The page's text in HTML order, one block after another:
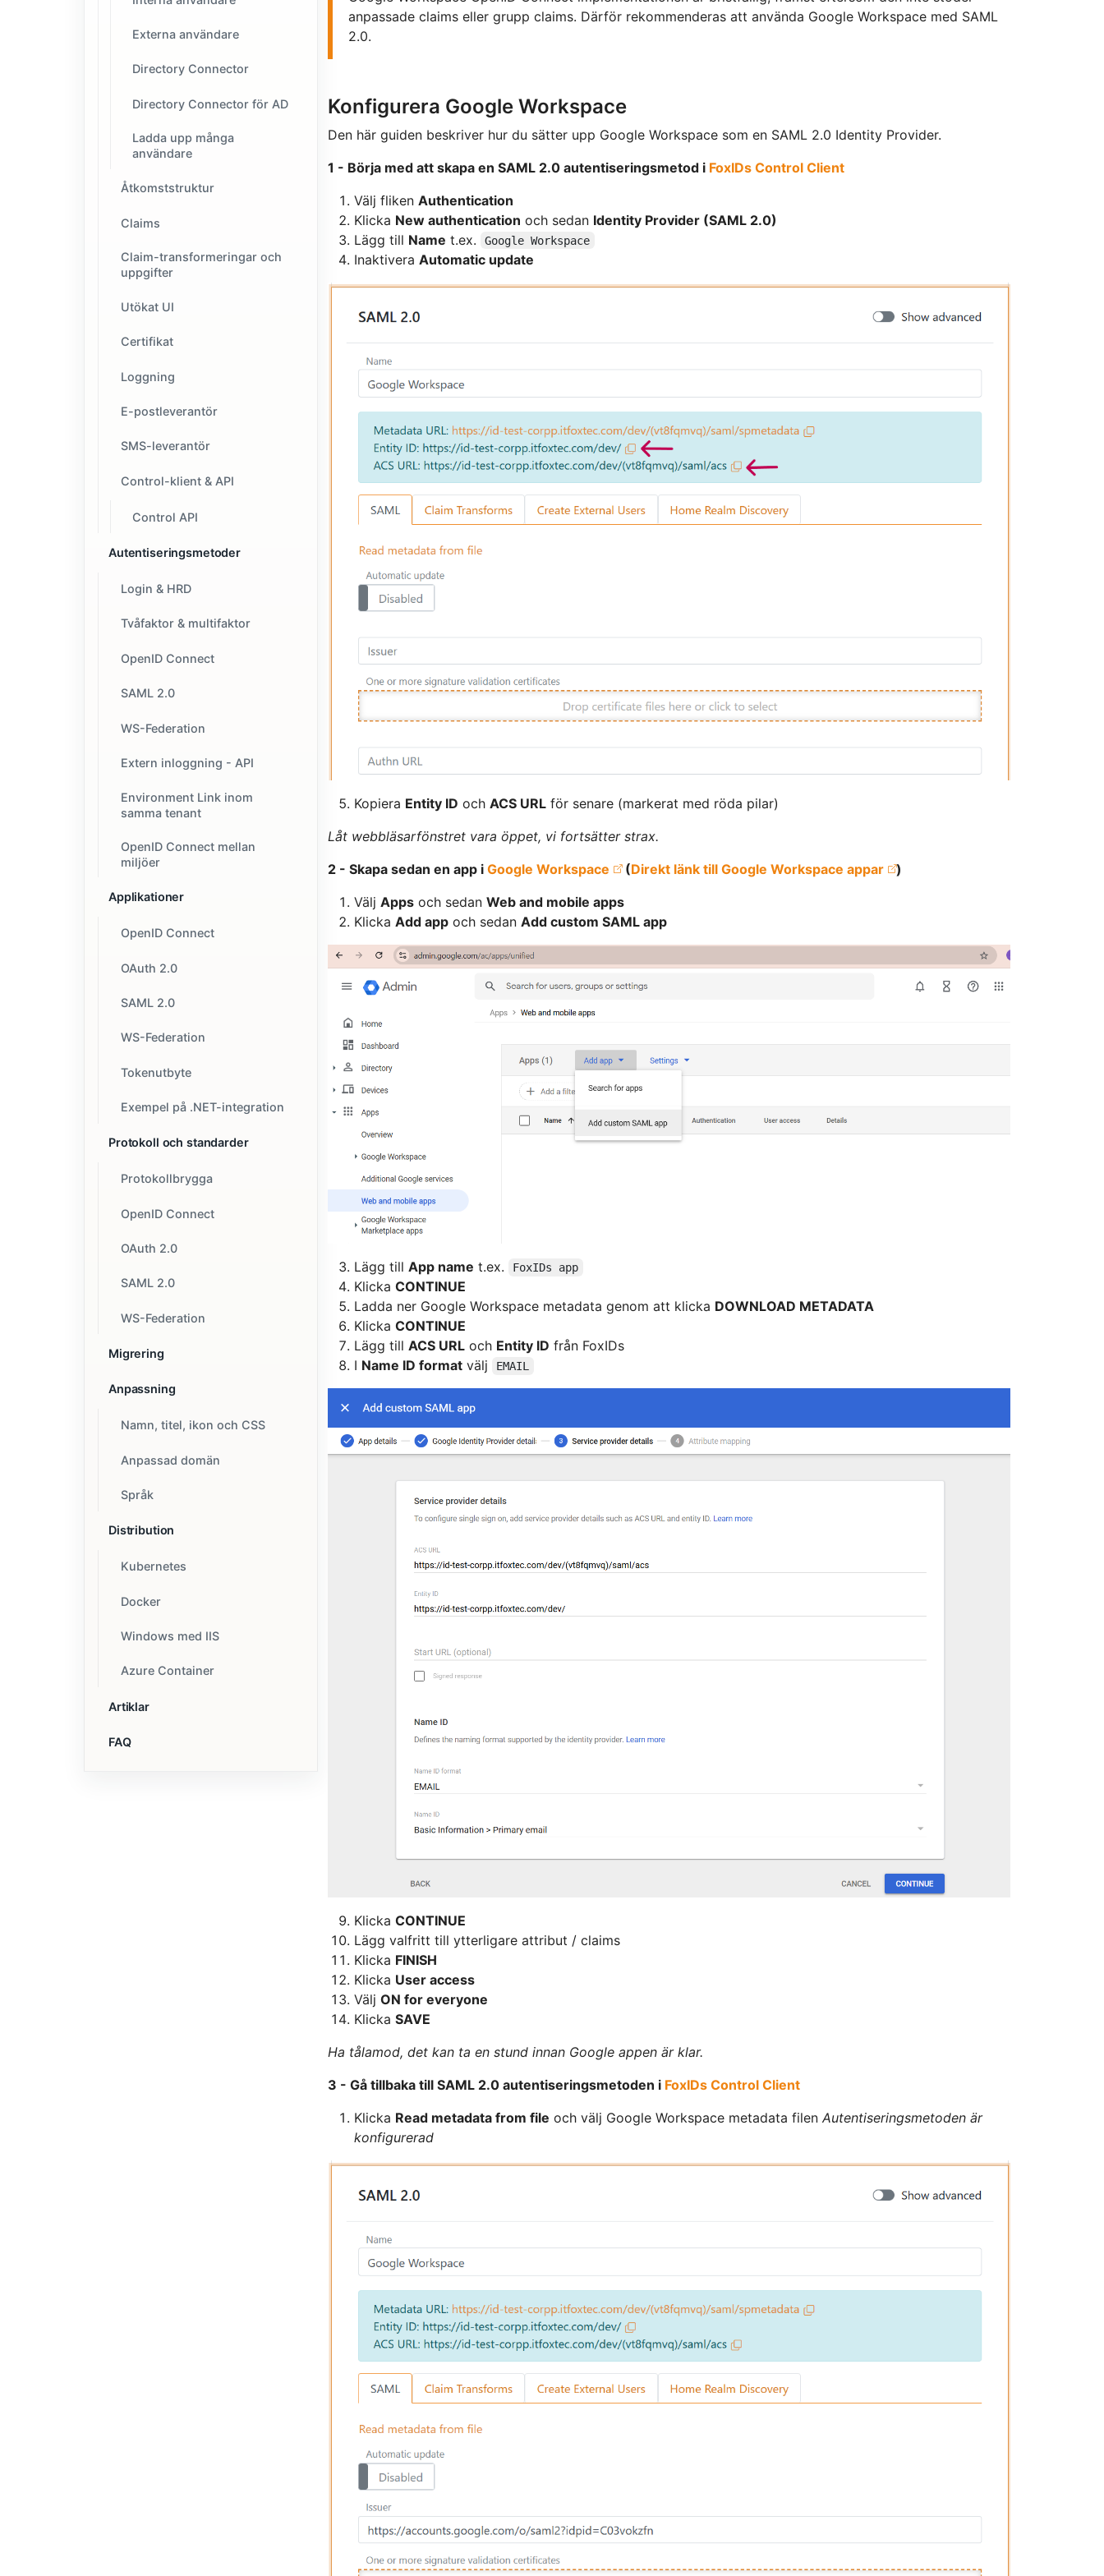
Externa användare
Directory Connector
Directory Connector för AD
Ladda upp många
användare
Åtkomststruktur
Claims
Claim-transformeringar och
uppgifter
Utökat UI
Certifikat
Loggning
E-postleverantör
SMS-leverantör
Control-klient & API
Control API
Autentiseringsmetoder
Login & HRD
Tvåfaktor & multifaktor
OpenID Connect
SAML 2.0
WS-Federation
Extern inloggning - API
Environment Link inom
samma tenant
OpenID Connect mellan
miljöer
Applikationer
OpenID Connect
OAuth 2.0
SAML 2.0
WS-Federation
Tokenutbyte
Exempel på .NET-integration
Protokoll och standarder
Protokollbrygga
OpenID Connect
OAuth 2.0
SAML 2.0
WS-Federation
Migrering
Anpassning
Namn, titel, ikon och CSS
Anpassad domän
Språk
Distribution
Kubernetes
Docker
Windows med IIS
Azure Container
Artiklar
FAQ
anpassade claims eller grupp claims. Därför rekommenderas att använda Google Workspace med SAML
2.0.
Konfigurera Google Workspace
Den här guiden beskriver hur du sätter upp Google Workspace som en SAML 2.0 Identity Provider.
1 - Börja med att skapa en SAML 2.0 autentiseringsmetod i FoxIDs Control Client
Välj fliken Authentication
Klicka New authentication och sedan Identity Provider (SAML 2.0)
Lägg till Name t.ex. Google Workspace
Inaktivera Automatic update
Kopiera Entity ID och ACS URL för senare (markerat med röda pilar)
Låt webbläsarfönstret vara öppet, vi fortsätter strax.
2 - Skapa sedan en app i Google Workspace (Direkt länk till Google Workspace appar
)
Välj Apps och sedan Web and mobile apps
Klicka Add app och sedan Add custom SAML app
Lägg till App name t.ex. FoxIDs app
Klicka CONTINUE
Ladda ner Google Workspace metadata genom att klicka DOWNLOAD METADATA
Klicka CONTINUE
Lägg till ACS URL och Entity ID från FoxIDs
I Name ID format välj EMAIL
Klicka CONTINUE
Lägg valfritt till ytterligare attribut / claims
Klicka FINISH
Klicka User access
Välj ON for everyone
Klicka SAVE
Ha tålamod, det kan ta en stund innan Google appen är klar.
3 - Gå tillbaka till SAML 2.0 autentiseringsmetoden i FoxIDs Control Client
Klicka Read metadata from file och välj Google Workspace metadata filen Autentiseringsmetoden är
konfigurerad